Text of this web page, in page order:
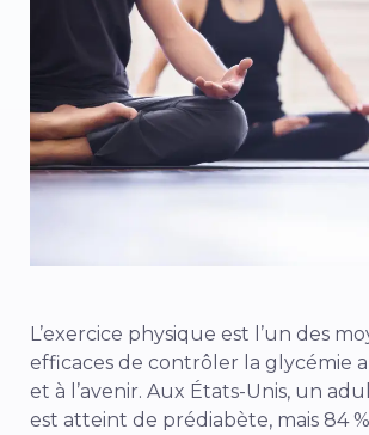
L’exercice physique est l’un des
efficaces de contrôler la glycémie
et à l’avenir. Aux États-Unis, un
est atteint de prédiabète, mais 84